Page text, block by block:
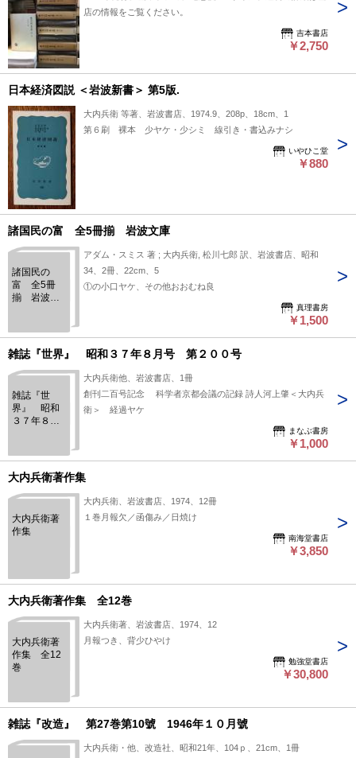
店の情報をご覧ください。
吉本書店
￥2,750
日本経済図説 ＜岩波新書＞ 第5版.
大内兵衛 等著、岩波書店、1974.9、208p、18cm、1
第６刷 裸本 少ヤケ・少シミ 線引き・書込みナシ
いやひこ堂
￥880
諸国民の富 全5冊揃 岩波文庫
諸国民の
富 全5冊
揃 岩波文
アダム・スミス 著 ; 大内兵衛, 松川七郎 訳、岩波書店、昭和
34、2冊、22cm、5
①の小口ヤケ、その他おおむね良
真理書房
￥1,500
雑誌『世界』 昭和３７年８月号 第２００号
雑誌『世
界』 昭和
３７年８月
大内兵衛他、岩波書店、1冊
創刊二百号記念 科学者京都会議の記録 詩人河上肇＜大内兵
衛＞ 経過ヤケ
まなぶ書房
￥1,000
大内兵衛著作集
大内兵衛著
作集
大内兵衛、岩波書店、1974、12冊
１巻月報欠／函傷み／日焼け
南海堂書店
￥3,850
大内兵衛著作集 全12巻
大内兵衛著
作集 全12
巻
大内兵衛著、岩波書店、1974、12
月報つき、背少ひやけ
勉強堂書店
￥30,800
雑誌『改造』 第27巻第10號 1946年１０月號
大内兵衛・他、改造社、昭和21年、104ｐ、21cm、1冊